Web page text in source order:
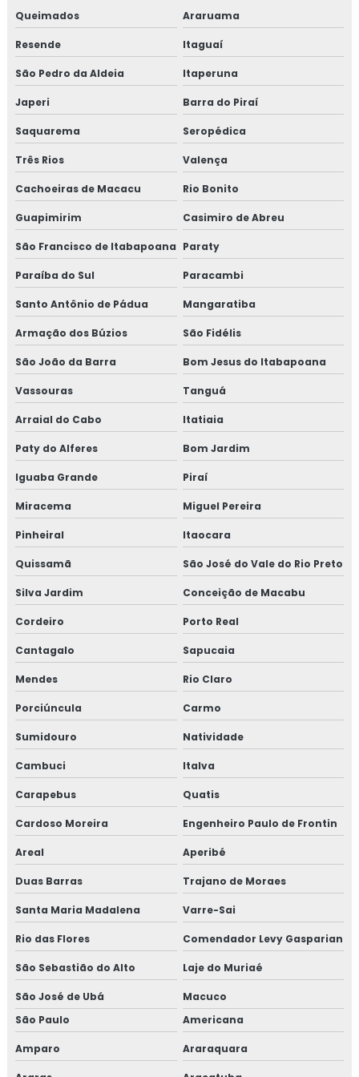
MONTAGEM DE TUBULAÇÃO DE INOX
INDUSTRIAL
TREINAMENTO NR13 VASO DE PRESSÃO
TREINAMENTO NR13 CALDEIRA
TREINAMENTO NR13 TUBULAÇÃO
TREINAMENTO NR13 TANQUE METÁLICO
TREINAMENTO NR10
TREINAMENTO NR10 SEGURANÇA EM
INSTALAÇÕES ELÉTRICAS
TREINAMENTO NR34
TREINAMENTO NR34 ITEM TESTE DE
PRESSURIZADAS
REPAROS EM TUBULAÇÕES
EMPRESA DE REPAROS EM TUBULAÇÕES
SERVIÇOS DE MANUTENÇÃO PREDIAL
EMPRESA DE MANUTENÇÃO PREDIAL
EMPRESA DE MANUTENÇÃO PREDIAL RJ
TREINAMENTO NR10 ONLINE
TESTE HIDROSTÁTICO NR13
TESTE HIDROSTATICO VASO DE PRESSÃO
TESTE HIDROSTÁTICO EM MANGUEIRAS
TESTE HIDROSTÁTICO COMPRESSOR DE AR
NR13 TESTE HIDROSTATICO
TESTE HIDROSTÁTICO TUBULAÇÃO
TESTE DE PRESSÃO HIDROSTÁTICA
TESTE HIDROSTATICO EM TUBULAÇÃO DE
TESTE HIDROSTÁTICO EM CALDEIRAS
TESTE HIDROSTÁTICO EM TUBULAÇÕES DE ÁGUA
Queimados Araruama
Resende Itaguaí
São Pedro da Aldeia Itaperuna
Japeri Barra do Piraí
Saquarema Seropédica
Três Rios Valença
Cachoeiras de Macacu Rio Bonito
Guapimirim Casimiro de Abreu
São Francisco de Itabapoana Paraty
Paraíba do Sul Paracambi
Santo Antônio de Pádua Mangaratiba
Armação dos Búzios São Fidélis
São João da Barra Bom Jesus do Itabapoana
Vassouras Tanguá
Arraial do Cabo Itatiaia
Paty do Alferes Bom Jardim
Iguaba Grande Piraí
Miracema Miguel Pereira
Pinheiral Itaocara
Quissamã São José do Vale do Rio Preto
Silva Jardim Conceição de Macabu
Cordeiro Porto Real
Cantagalo Sapucaia
Mendes Rio Claro
Porciúncula Carmo
Sumidouro Natividade
Cambuci Italva
Carapebus Quatis
Cardoso Moreira Engenheiro Paulo de Frontin
Areal Aperibé
Duas Barras Trajano de Moraes
Santa Maria Madalena Varre-Sai
Rio das Flores Comendador Levy Gasparian
São Sebastião do Alto Laje do Muriaé
São José de Ubá
Macuco
São Paulo
Americana
Amparo Araraquara